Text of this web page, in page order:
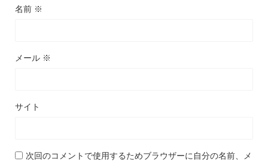
名前 ※
メール ※
サイト
次回のコメントで使用するためブラウザーに自分の名前、メ